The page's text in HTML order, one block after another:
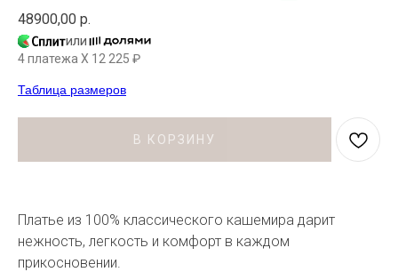
48900,00 р.
или
4 платежа X 12 225 ₽
Таблица размеров
В КОРЗИНУ
Платье из 100% классического кашемира дарит
нежность, легкость и комфорт в каждом
прикосновении.